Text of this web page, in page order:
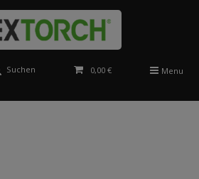
Suchen 0,00 € Menu